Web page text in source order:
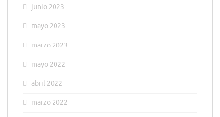
junio 2023
mayo 2023
marzo 2023
mayo 2022
abril 2022
marzo 2022